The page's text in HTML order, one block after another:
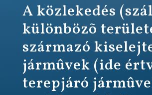
A közlekedés
különbözõ
származó
jármûvek (ide
terepjáró